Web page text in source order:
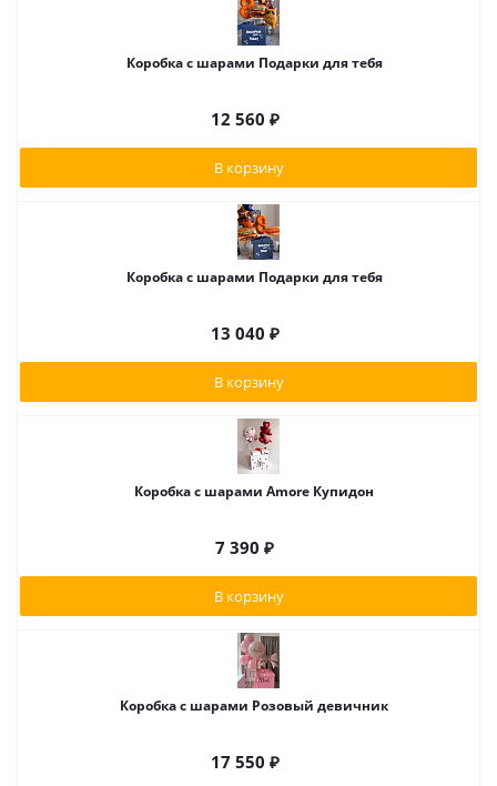
Коробка с шарами Подарки для тебя
12 560 ₽
В корзину
Коробка с шарами Подарки для тебя
13 040 ₽
В корзину
Коробка с шарами Amore Купидон
7 390 ₽
В корзину
Коробка с шарами Розовый девичник
17 550 ₽